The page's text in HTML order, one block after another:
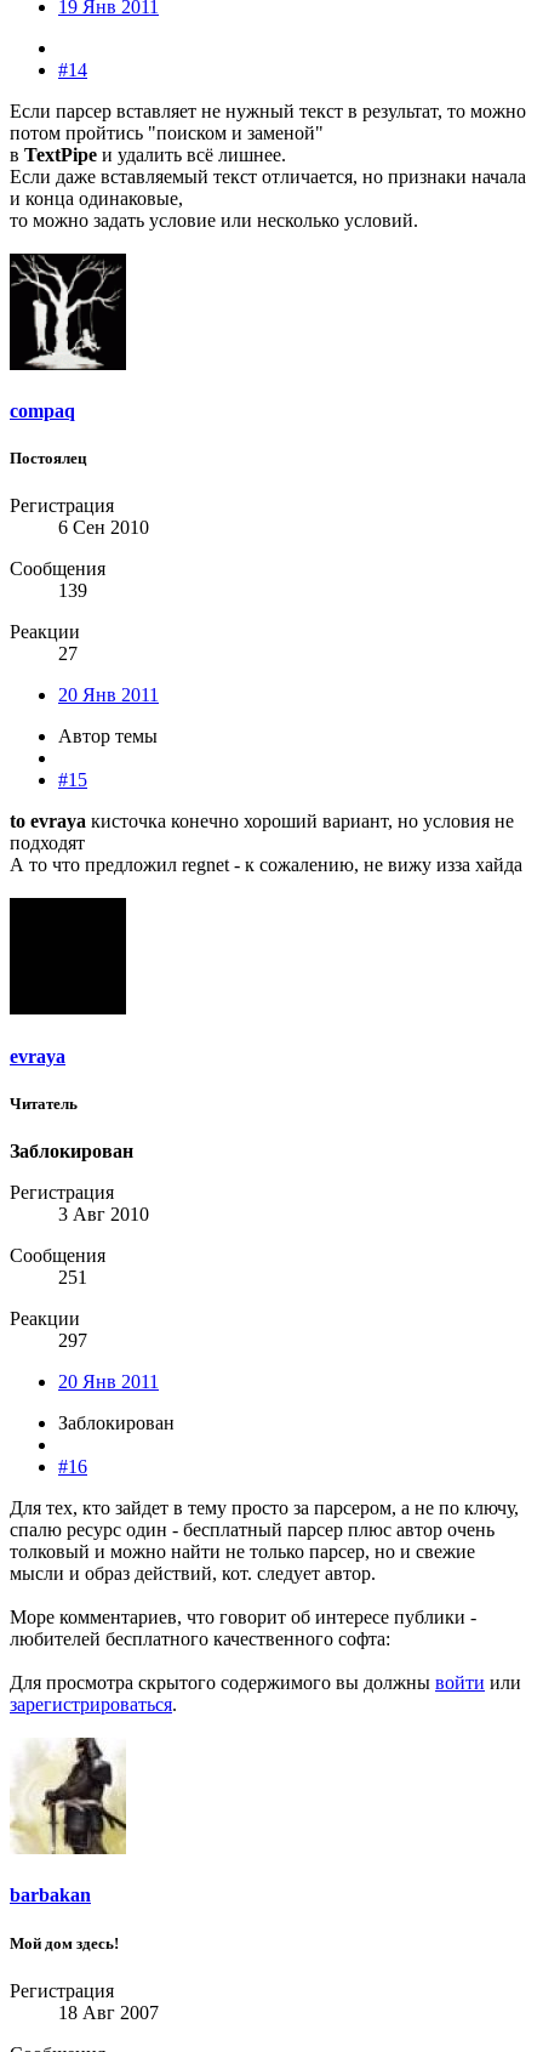
19 Янв 2011
#14
Если парсер вставляет не нужный текст в результат, то можно
потом пройтись "поиском и заменой"
в TextPipe и удалить всё лишнее.
Если даже вставляемый текст отличается, но признаки начала
и конца одинаковые,
то можно задать условие или несколько условий.
compaq
Постоялец
Регистрация
6 Сен 2010
Сообщения
139
Реакции
27
20 Янв 2011
Автор темы
#15
to evraya кисточка конечно хороший вариант, но условия не
подходят
А то что предложил regnet - к сожалению, не вижу изза хайда
evraya
Читатель
Заблокирован
Регистрация
3 Авг 2010
Сообщения
251
Реакции
297
20 Янв 2011
Заблокирован
#16
Для тех, кто зайдет в тему просто за парсером, а не по ключу,
спалю ресурс один - бесплатный парсер плюс автор очень
толковый и можно найти не только парсер, но и свежие
мысли и образ действий, кот. следует автор.
Море комментариев, что говорит об интересе публики -
любителей бесплатного качественного софта:
Для просмотра скрытого содержимого вы должны войти или
зарегистрироваться.
barbakan
Мой дом здесь!
Регистрация
18 Авг 2007